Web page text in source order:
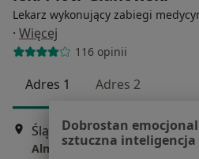
Lekarz wykonujący zabiegi
· Więcej
116 opinii
Adres 1 Adres 2
Śląska 316, Zabierzów•
Alma-Medica Sp. z. o.o.
Dobrostan
sztuczna inteligencja